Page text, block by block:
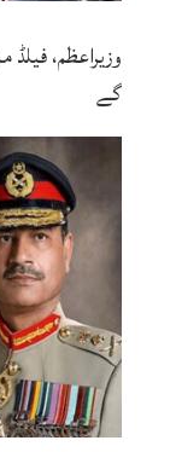
وزیراعظم،
گے